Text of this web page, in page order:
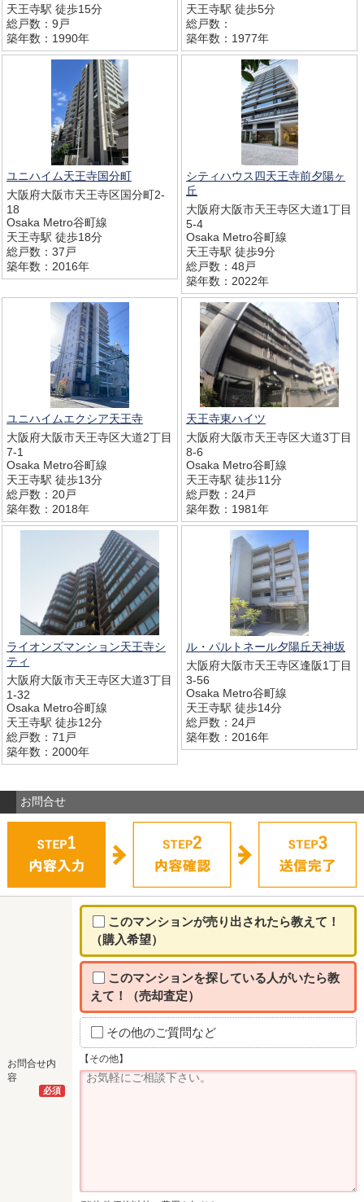
天王寺駅 徒歩15分
総戸数：9戸
築年数：1990年
天王寺駅 徒歩5分
総戸数：
築年数：1977年
ユニハイム天王寺国分町
大阪府大阪市天王寺区国分町2-
18
Osaka Metro谷町線
天王寺駅 徒歩18分
総戸数：37戸
築年数：2016年
シティハウス四天王寺前夕陽ヶ
丘
大阪府大阪市天王寺区大道1丁目
5-4
Osaka Metro谷町線
天王寺駅 徒歩9分
総戸数：48戸
築年数：2022年
ユニハイムエクシア天王寺
大阪府大阪市天王寺区大道2丁目
7-1
Osaka Metro谷町線
天王寺駅 徒歩13分
総戸数：20戸
築年数：2018年
天王寺東ハイツ
大阪府大阪市天王寺区大道3丁目
8-6
Osaka Metro谷町線
天王寺駅 徒歩11分
総戸数：24戸
築年数：1981年
ライオンズマンション天王寺シ
ティ
大阪府大阪市天王寺区大道3丁目
1-32
Osaka Metro谷町線
天王寺駅 徒歩12分
総戸数：71戸
築年数：2000年
ル・パルトネール夕陽丘天神坂
大阪府大阪市天王寺区逢阪1丁目
3-56
Osaka Metro谷町線
天王寺駅 徒歩14分
総戸数：24戸
築年数：2016年
お問合せ
お問合せ内
容
必須
このマンションが売り出されたら教えて！
（購入希望）
このマンションを探している人がいたら教
えて！（売却査定）
その他のご質問など
【その他】